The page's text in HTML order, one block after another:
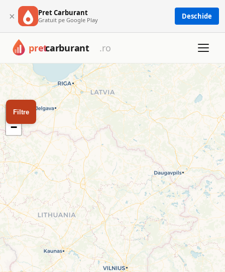
× Pret Carburant
Gratuit pe Google Play Deschide
Harta benzinăriilor din
Harta cu toate cele 1673 benzinării din România: Petrom,
Filtrează după tip de carburant sau rețea pentru a găsi cea
Filtre
+
−